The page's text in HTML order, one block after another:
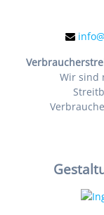
Wir sind